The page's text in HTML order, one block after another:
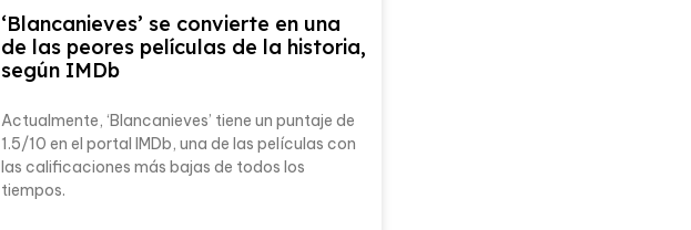
‘Blancanieves’ se convierte en una
de las peores películas de la historia,
según IMDb
Actualmente, ‘Blancanieves’ tiene un puntaje de
1.5/10 en el portal IMDb, una de las películas con
las calificaciones más bajas de todos los
tiempos.